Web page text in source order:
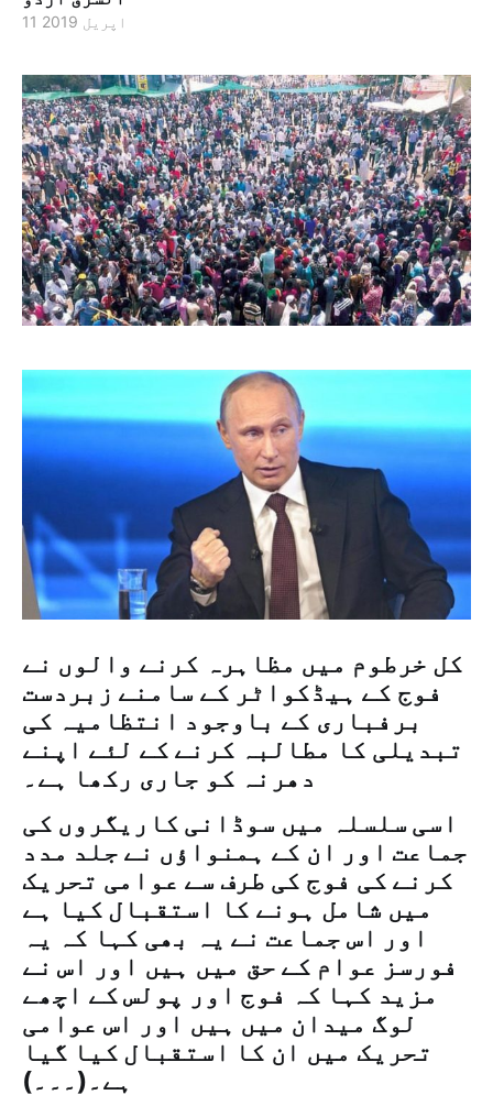
11 اپریل 2019
کل خرطوم میں مظاہرہ کرنے والوں نے
فوج کے ہیڈکواٹر کے سامنے زبردست
برفباری کے باوجود انتظامیہ کی
تبدیلی کا مطالبہ کرنے کے لئے اپنے
دھرنہ کو جاری رکھا ہے۔
اسی سلسلہ میں سوڈانی کاریگروں کی
جماعت اور ان کے ہمنواؤں نے جلد مدد
کرنے کی فوج کی طرف سے عوامی تحریک
میں شامل ہونے کا استقبال کیا ہے
اور اس جماعت نے یہ بھی کہا کہ یہ
فورسز عوام کے حق میں ہیں اور اس نے
مزید کہا کہ فوج اور پولس کے اچھے
لوگ میدان میں ہیں اور اس عوامی
تحریک میں ان کا استقبال کیا گیا
ہے۔(۔۔۔)